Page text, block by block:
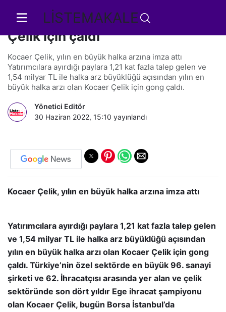
LİSTEMAKALE
Borsa İstanbul’da gong, Kocaer
Çelik için çaldı
Kocaer Çelik, yılın en büyük halka arzına imza attı
Yatırımcılara ayırdığı paylara 1,21 kat fazla talep gelen ve
1,54 milyar TL ile halka arz büyüklüğü açısından yılın en
büyük halka arzı olan Kocaer Çelik için gong çaldı.
Yönetici Editör
30 Haziran 2022, 15:10 yayınlandı
Kocaer Çelik, yılın en büyük halka arzına imza attı
Yatırımcılara ayırdığı paylara 1,21 kat fazla talep gelen
ve 1,54 milyar TL ile halka arz büyüklüğü açısından
yılın en büyük halka arzı olan Kocaer Çelik için gong
çaldı. Türkiye’nin özel sektörde en büyük 96. sanayi
şirketi ve 62. İhracatçısı arasında yer alan ve çelik
sektöründe son dört yıldır Ege ihracat şampiyonu
olan Kocaer Çelik, bugün Borsa İstanbul’da